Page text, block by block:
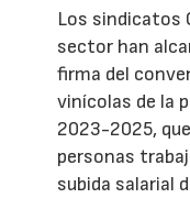
Los sindicatos
sector han
firma del
vinícolas de la
2023-2025,
personas
subida salarial